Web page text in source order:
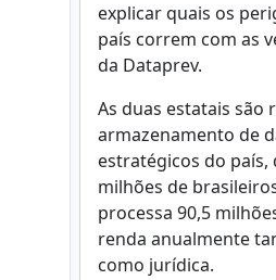
explicar quais os
país correm com as
da Dataprev.
As duas estatais são
armazenamento de
estratégicos do país,
milhões de
processa 90,5
renda anualmente
como jurídica.